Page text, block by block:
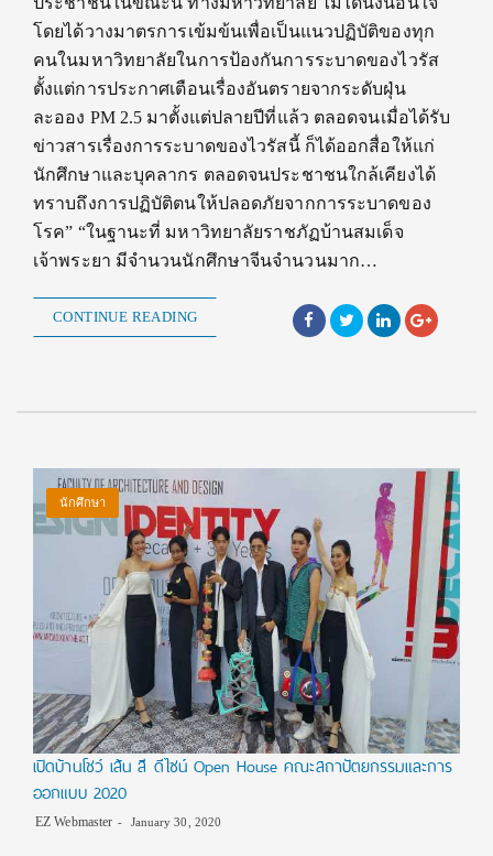
โดยได้วางมาตรการเข้มข้นเพื่อเป็นแนวปฏิบัติของทุก
คนในมหาวิทยาลัยในการป้องกันการระบาดของไวรัส
ตั้งแต่การประกาศเตือนเรื่องอันตรายจากระดับฝุ่น
ละออง PM 2.5 มาตั้งแต่ปลายปีที่แล้ว ตลอดจนเมื่อได้รับ
ข่าวสารเรื่องการระบาดของไวรัสนี้ ก็ได้ออกสื่อให้แก่
นักศึกษาและบุคลากร ตลอดจนประชาชนใกล้เคียงได้
ทราบถึงการปฏิบัติตนให้ปลอดภัยจากการระบาดของ
โรค” “ในฐานะที่ มหาวิทยาลัยราชภัฏบ้านสมเด็จ
เจ้าพระยา มีจำนวนนักศึกษาจีนจำนวนมาก…
CONTINUE READING
นักศึกษา
เปิดบ้านโชว์ เส้น สี ดีไซน์ Open House คณะสถาปัตยกรรมและการ
ออกแบบ 2020
EZ Webmaster January 30, 2020